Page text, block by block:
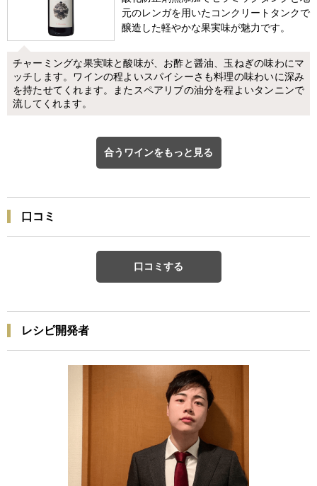
元のレンガを用いたコンクリートタンクで
醸造した軽やかな果実味が魅力です。
チャーミングな果実味と酸味が、お酢と醤油、玉ねぎの味わにマ
ッチします。ワインの程よいスパイシーさも料理の味わいに深み
を持たせてくれます。またスペアリブの油分を程よいタンニンで
流してくれます。
合うワインをもっと見る
口コミ
口コミする
レシピ開発者